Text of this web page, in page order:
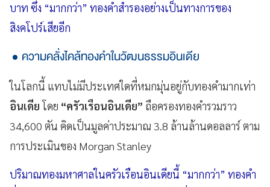
บาท ซึ่ง “มากกว่า” ทองคำสำรองอย่างเป็นทางการของ
สิงคโปร์เสียอีก
ความคลั่งไคล้ทองคำในวัฒนธรรมอินเดีย
ในโลกนี้ แทบไม่มีประเทศใดที่หมกมุ่นอยู่กับทองคำมากเท่า
อินเดียโดย “ครัวเรือนอินเดีย” ถือครองทองคำรวมราว
34,600 ตัน คิดเป็นมูลค่าประมาณ 3.8 ล้านล้านดอลลาร์ ตาม
การประเมินของ Morgan Stanley
ปริมาณทองมหาศาลในครัวเรือนอินเดียนี้ “มากกว่า” ทองคำ